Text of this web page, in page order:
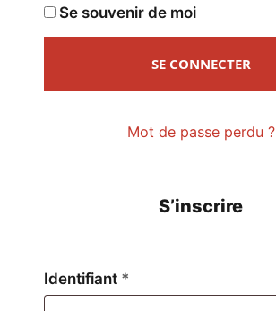
Se souvenir de moi
SE CONNECTER
Mot de passe perdu ?
S’inscrire
Identifiant *